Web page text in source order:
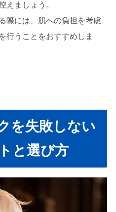
えましょう。
際には、肌への負担を考慮
行うことをおすすめしま
を失敗しない
と選び方